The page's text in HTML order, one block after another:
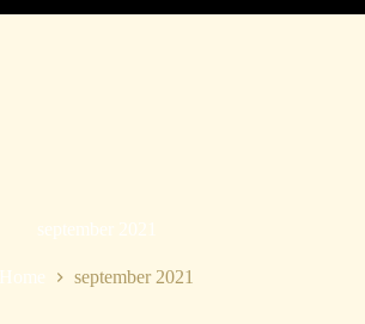
september 2021
Home september 2021